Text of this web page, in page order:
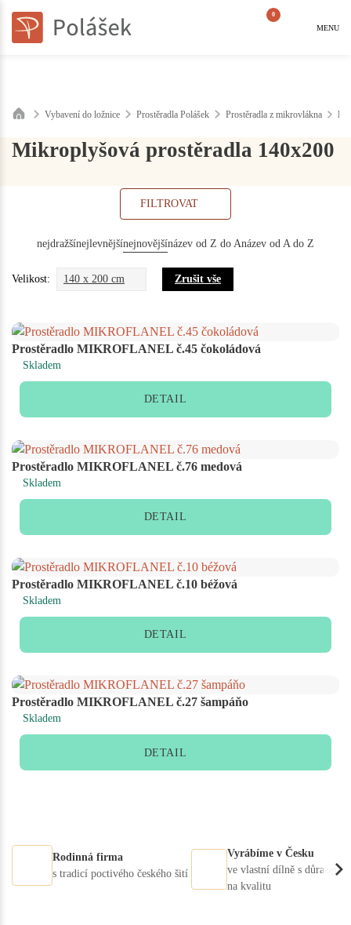
0
MENU
Vybavení do ložnice Prostěradla Polášek Prostěradla z mikrovlákna
Mikroplyšová prostěradla 140x200
FILTROVAT
nejdražšínejlevnějšínejnovějšínázev od Z do Anázev od A do Z
Velikost: 140 x 200 cm Zrušit vše
Prostěradlo MIKROFLANEL č.45 čokoládová
Skladem
DETAIL
Prostěradlo MIKROFLANEL č.76 medová
Skladem
DETAIL
Prostěradlo MIKROFLANEL č.10 béžová
Skladem
DETAIL
Prostěradlo MIKROFLANEL č.27 šampáňo
Skladem
DETAIL
Rodinná firma
s tradicí poctivého českého šití
Vyrábíme v Česku
ve vlastní dílně s důrazem
na kvalitu